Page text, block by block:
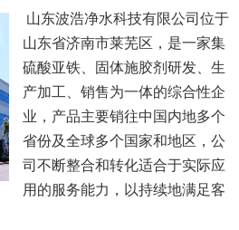
山东波浩净水科技有限公司位于
山东省济南市莱芜区，是一家集
硫酸亚铁、固体施胶剂研发、生
产加工、销售为一体的综合性企
业，产品主要销往中国内地多个
省份及全球多个国家和地区，公
司不断整合和转化适合于实际应
用的服务能力，以持续地满足客